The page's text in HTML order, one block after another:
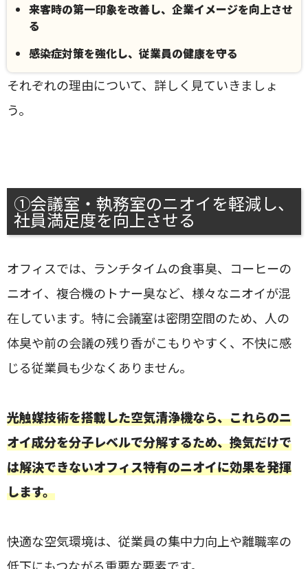
来客時の第一印象を改善し、企業イメージを向上させ
る
感染症対策を強化し、従業員の健康を守る
それぞれの理由について、詳しく見ていきましょ
う。
①会議室・執務室のニオイを軽減し、
社員満足度を向上させる
オフィスでは、ランチタイムの食事臭、コーヒーの
ニオイ、複合機のトナー臭など、様々なニオイが混
在しています。特に会議室は密閉空間のため、人の
体臭や前の会議の残り香がこもりやすく、不快に感
じる従業員も少なくありません。
光触媒技術を搭載した空気清浄機なら、これらのニ
オイ成分を分子レベルで分解するため、換気だけで
は解決できないオフィス特有のニオイに効果を発揮
します。
快適な空気環境は、従業員の集中力向上や離職率の